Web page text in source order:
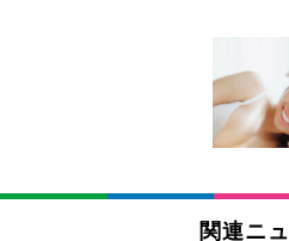
[EdoErgo] オフィス
い 跳ね上げ式アー
キング pc 事務椅子
ン樹脂ベース 通気
(黒網+黒枠+黒足)
SIHOO B100 オフィ
ュチェア 人間工学
EIZO ビジネス向け
EV3240X-WT | 31.5
￥105,595
EIZO ビジネス向け
Amazonベーシック
回使い捨て 無香料 ホ
Amazonベーシック
x2袋(84枚) ホワイト
関連ニ